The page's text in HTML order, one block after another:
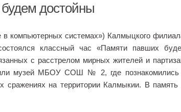
достойны
компьютерных системах») Калмыцкого
состоялся классный час «Памяти павших
с расстрелом мирных жителей и
музей МБОУ СОШ № 2, где познакомились
сражениях на территории Калмыкии. В память